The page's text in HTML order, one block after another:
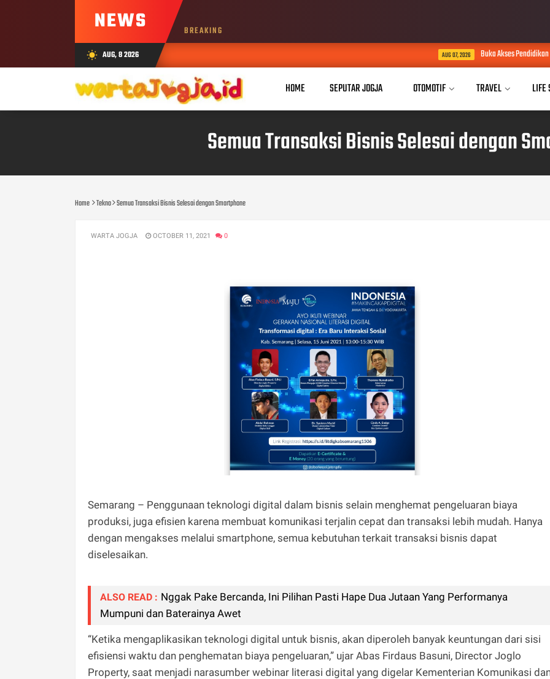
NEWS BREAKING
wb_sunny AUG, 8 2026 Buka Akses Pendidikan Tinggi Digital,
HOME SEPUTAR JOGJA OTOMOTIF TRAVEL LIFE
Semua Transaksi Bisnis Selesai dengan
Home Tekno Semua Transaksi Bisnis Selesai dengan Smartphone
WARTA JOGJA OCTOBER 11, 2021 0
Semarang – Penggunaan teknologi digital dalam bisnis selain menghemat pengeluaran biaya
produksi, juga efisien karena membuat komunikasi terjalin cepat dan transaksi lebih mudah. Hanya
dengan mengakses melalui smartphone, semua kebutuhan terkait transaksi bisnis dapat
diselesaikan.
ALSO READ : Nggak Pake Bercanda, Ini Pilihan Pasti Hape Dua Jutaan Yang Performanya
Mumpuni dan Baterainya Awet
“Ketika mengaplikasikan teknologi digital untuk bisnis, akan diperoleh banyak keuntungan dari sisi
efisiensi waktu dan penghematan biaya pengeluaran,” ujar Abas Firdaus Basuni, Director Joglo
Property, saat menjadi narasumber webinar literasi digital yang digelar Kementerian Komunikasi